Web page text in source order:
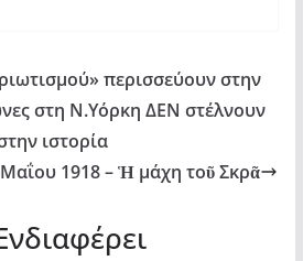
περισσεύουν στην
στη Ν.Υόρκη ΔΕΝ στέλνουν
ιστορία
1918 – Ἡ μάχη τοῦ Σκρᾶ